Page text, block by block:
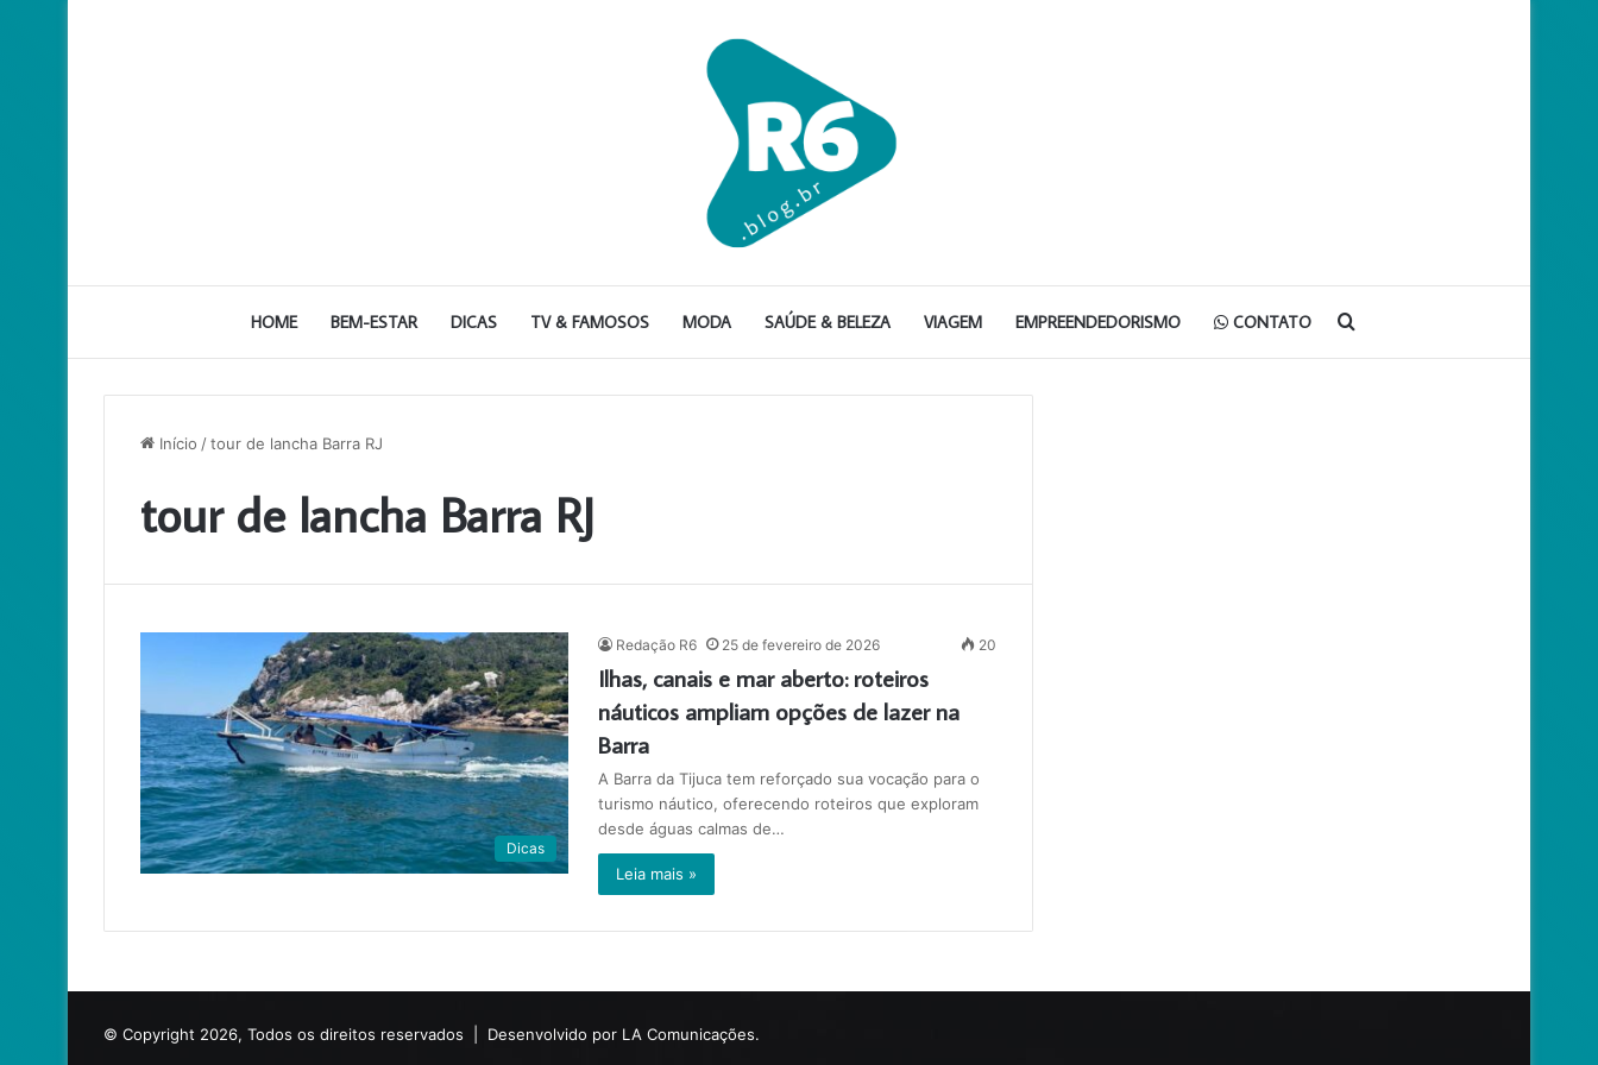
HOME BEM-ESTAR DICAS TV & FAMOSOS MODA SAÚDE & BELEZA VIAGEM EMPREENDEDORISMO CONTATO Procurar
Início /tour de lancha Barra RJ
tour de lancha Barra RJ
Dicas
Redação R6 25 de fevereiro de 2026 20
Ilhas, canais e mar aberto: roteiros
náuticos ampliam opções de lazer na
Barra
A Barra da Tijuca tem reforçado sua vocação para o
turismo náutico, oferecendo roteiros que exploram
desde águas calmas de…
Leia mais »
© Copyright 2026, Todos os direitos reservados | Desenvolvido por LA Comunicações.